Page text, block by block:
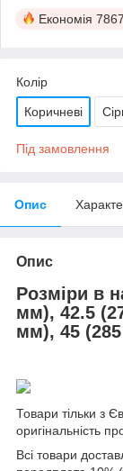
Економія
Колір
Коричневі
Під замовлення
Опис
Опис
Розміри в
мм), 42.5
мм), 45
Товари тільки з
оригінальність
Всі товари